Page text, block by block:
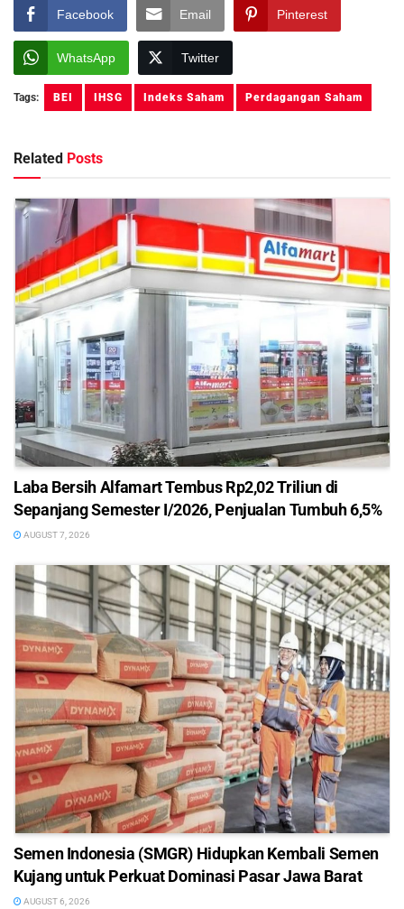
Facebook Email Pinterest
WhatsApp Twitter
Tags: BEI IHSG Indeks Saham Perdagangan Saham
Related Posts
Laba Bersih Alfamart Tembus Rp2,02 Triliun di
Sepanjang Semester I/2026, Penjualan Tumbuh 6,5%
AUGUST 7, 2026
Semen Indonesia (SMGR) Hidupkan Kembali Semen
Kujang untuk Perkuat Dominasi Pasar Jawa Barat
AUGUST 6, 2026